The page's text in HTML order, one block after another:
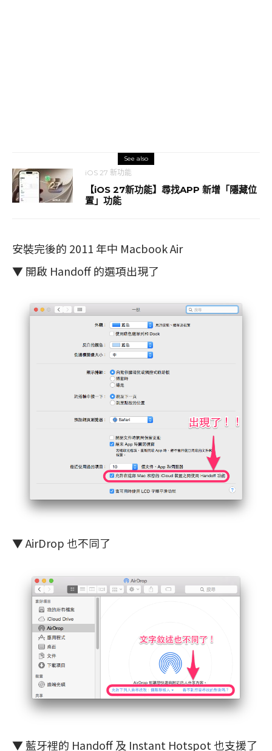
See also
iOS 27 新功能
【iOS 27新功能】尋找APP 新增「隱藏位
置」功能
安裝完後的 2011 年中 Macbook Air
▼ 開啟 Handoff 的選項出現了
▼ AirDrop 也不同了
▼ 藍牙裡的 Handoff 及 Instant Hotspot 也支援了